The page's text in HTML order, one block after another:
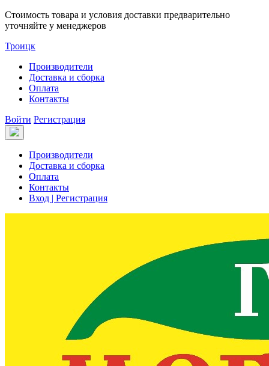
Стоимость товара и условия доставки предварительно
уточняйте у менеджеров
Троицк
Производители
Доставка и сборка
Оплата
Контакты
Войти Регистрация
Производители
Доставка и сборка
Оплата
Контакты
Вход | Регистрация